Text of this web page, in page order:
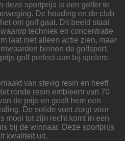
deze sportprijs is een golfer te
De houding en de club
om golf gaat. Dit beeld staat
techniek en concentratie
laat niet alleen actie zien, maar
binnen de golfsport.
golf perfect aan bij spelers
van stevig resin en heeft
ronde resin embleem van 70
de prijs en geeft hem een
De solide voet zorgt voor
mooi tot zijn recht komt in een
bij de winnaar. Deze sportprijs
kwaliteit uit.